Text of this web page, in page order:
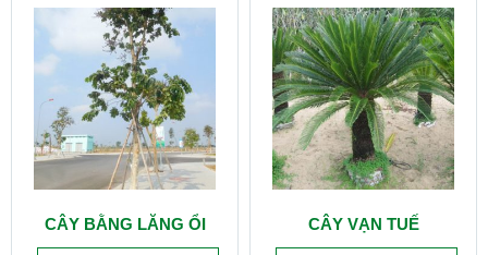
CÂY BẰNG LĂNG ỔI CÂY VẠN TUẾ